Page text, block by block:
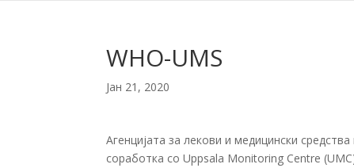
WHO-UMS
Јан 21, 2020
Агенцијата за лекови и медицински
соработка со Uppsala Monitoring Centre